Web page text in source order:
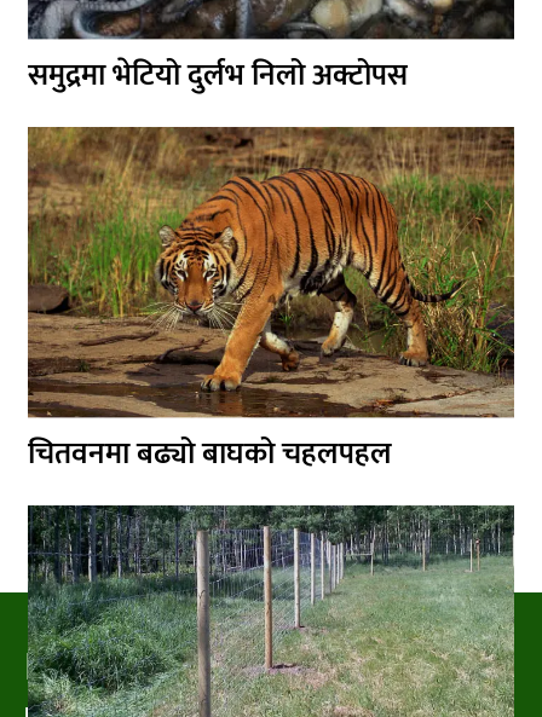
समुद्रमा भेटियो दुर्लभ निलो अक्टोपस
चितवनमा बढ्यो बाघको चहलपहल
PRAKRITIPRESS